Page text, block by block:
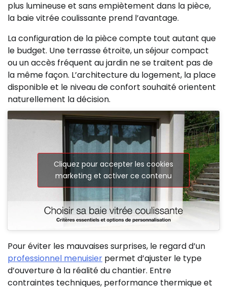
plus lumineuse et sans empiètement dans la pièce,
la baie vitrée coulissante prend l’avantage.
La configuration de la pièce compte tout autant que
le budget. Une terrasse étroite, un séjour compact
ou un accès fréquent au jardin ne se traitent pas de
la même façon. L’architecture du logement, la place
disponible et le niveau de confort souhaité orientent
naturellement la décision.
Cliquez pour accepter les cookies
marketing et activer ce contenu
Pour éviter les mauvaises surprises, le regard d’un
professionnel menuisier permet d’ajuster le type
d’ouverture à la réalité du chantier. Entre
contraintes techniques, performance thermique et